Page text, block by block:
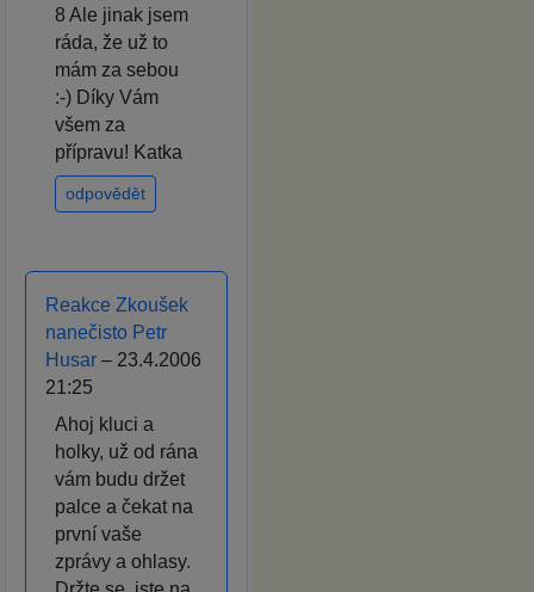
8 Ale jinak jsem
ráda, že už to
mám za sebou
:-) Díky Vám
všem za
přípravu! Katka
odpovědět
Reakce Zkoušek
nanečisto Petr
Husar – 23.4.2006
21:25
Ahoj kluci a
holky, už od rána
vám budu držet
palce a čekat na
první vaše
zprávy a ohlasy.